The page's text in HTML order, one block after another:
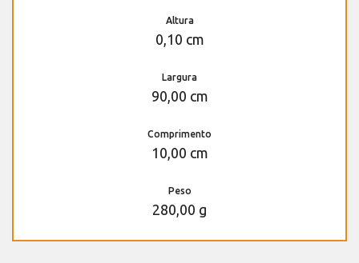
Altura
0,10 cm
Largura
90,00 cm
Comprimento
10,00 cm
Peso
280,00 g